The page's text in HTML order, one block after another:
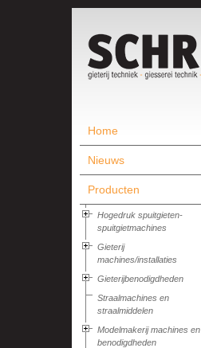
Home
Nieuws
Producten
Hogedruk spuitgieten-
spuitgietmachines
Gieterij
machines/installaties
Gieterijbenodigdheden
Straalmachines en
straalmiddelen
Modelmakerij machines en
benodigdheden